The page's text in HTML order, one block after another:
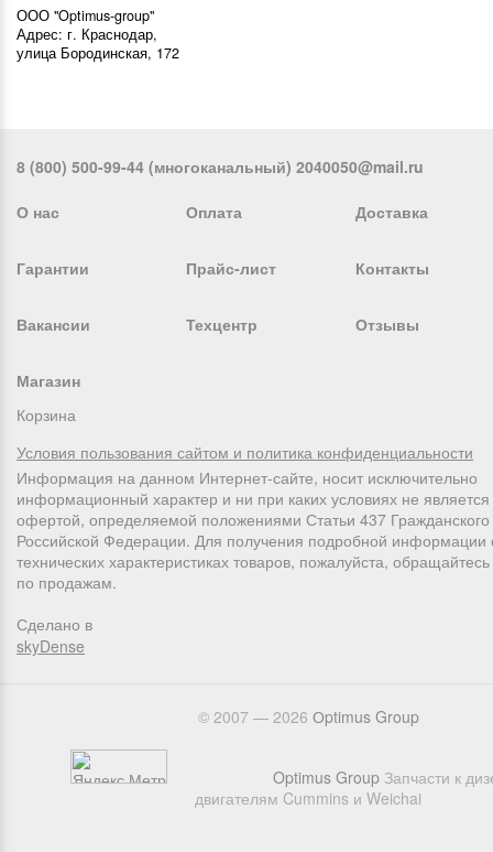
ООО "Optimus-group"
Адрес: г. Краснодар,
улица Бородинская, 172
8 (800) 500-99-44 (многоканальный) 2040050@mail.ru
О нас Оплата Доставка
Гарантии Прайс-лист Контакты
Вакансии Техцентр Отзывы
Магазин
Корзина
Условия пользования сайтом и политика конфиденциальности
Информация на данном Интернет-сайте, носит исключительно
информационный характер и ни при каких условиях не
офертой, определяемой положениями Статьи 437 Гражданского
Российской Федерации. Для получения подробной информации
технических характеристиках товаров, пожалуйста,
по продажам.
Сделано в
skyDense
© 2007 — 2026 Оptimus Group
Optimus Group Запчасти к
двигателям Cummins и Weichai